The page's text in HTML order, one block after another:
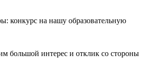
конкурс на нашу образовательную
большой интерес и отклик со стороны